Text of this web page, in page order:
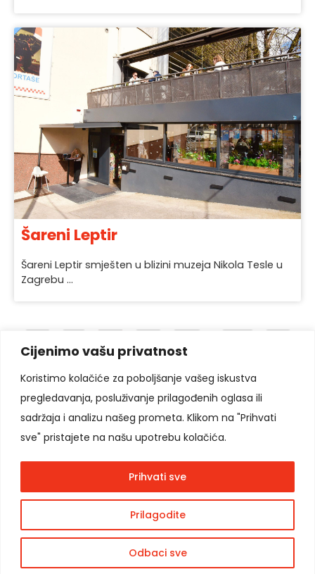
Cijenimo vašu privatnost
Koristimo kolačiće za poboljšanje vašeg iskustva
pregledavanja, posluživanje prilagođenih oglasa ili
sadržaja i analizu našeg prometa. Klikom na "Prihvati
sve" pristajete na našu upotrebu kolačića.
Prilagodite
Odbaci sve
Prihvati sve
Šareni Leptir
Šareni Leptir smješten u blizini muzeja Nikola Tesle u
Zagrebu ...
« 4
Pratite nas
Copyright © 2026Moon Agency
podržana.